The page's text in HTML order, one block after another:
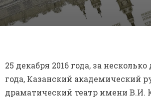
25 декабря 2016 года, за
года, Казанский академический
драматический театр имени В.И.